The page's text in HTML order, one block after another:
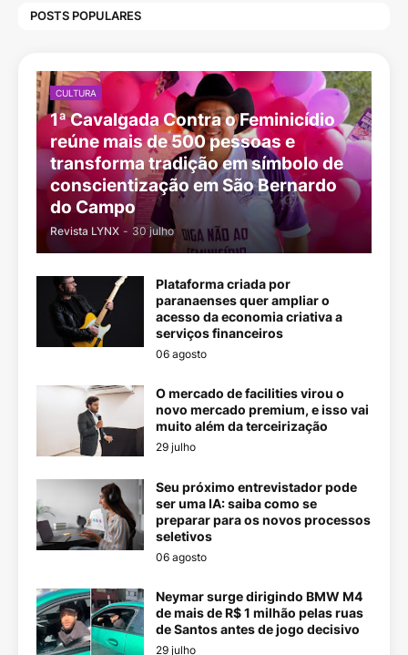
POSTS POPULARES
CULTURA
1ª Cavalgada Contra o Feminicídio
reúne mais de 500 pessoas e
transforma tradição em símbolo de
conscientização em São Bernardo
do Campo
Revista LYNX - 30 julho
Plataforma criada por
paranaenses quer ampliar o
acesso da economia criativa a
serviços financeiros
06 agosto
O mercado de facilities virou o
novo mercado premium, e isso vai
muito além da terceirização
29 julho
Seu próximo entrevistador pode
ser uma IA: saiba como se
preparar para os novos processos
seletivos
06 agosto
Neymar surge dirigindo BMW M4
de mais de R$ 1 milhão pelas ruas
de Santos antes de jogo decisivo
29 julho